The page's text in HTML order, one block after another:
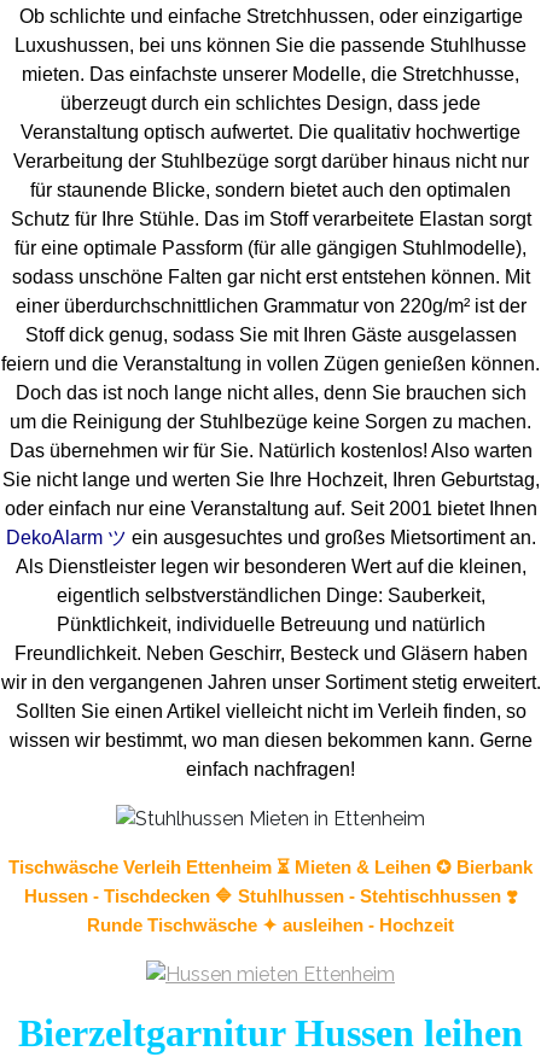
Ob schlichte und einfache Stretchhussen, oder einzigartige
Luxushussen, bei uns können Sie die passende Stuhlhusse
mieten. Das einfachste unserer Modelle, die Stretchhusse,
überzeugt durch ein schlichtes Design, dass jede
Veranstaltung optisch aufwertet. Die qualitativ hochwertige
Verarbeitung der Stuhlbezüge sorgt darüber hinaus nicht nur
für staunende Blicke, sondern bietet auch den optimalen
Schutz für Ihre Stühle. Das im Stoff verarbeitete Elastan sorgt
für eine optimale Passform (für alle gängigen Stuhlmodelle),
sodass unschöne Falten gar nicht erst entstehen können. Mit
einer überdurchschnittlichen Grammatur von 220g/m² ist der
Stoff dick genug, sodass Sie mit Ihren Gäste ausgelassen
feiern und die Veranstaltung in vollen Zügen genießen können.
Doch das ist noch lange nicht alles, denn Sie brauchen sich
um die Reinigung der Stuhlbezüge keine Sorgen zu machen.
Das übernehmen wir für Sie. Natürlich kostenlos! Also warten
Sie nicht lange und werten Sie Ihre Hochzeit, Ihren Geburtstag,
oder einfach nur eine Veranstaltung auf. Seit 2001 bietet Ihnen
DekoAlarm ツ ein ausgesuchtes und großes Mietsortiment an.
Als Dienstleister legen wir besonderen Wert auf die kleinen,
eigentlich selbstverständlichen Dinge: Sauberkeit,
Pünktlichkeit, individuelle Betreuung und natürlich
Freundlichkeit. Neben Geschirr, Besteck und Gläsern haben
wir in den vergangenen Jahren unser Sortiment stetig erweitert.
Sollten Sie einen Artikel vielleicht nicht im Verleih finden, so
wissen wir bestimmt, wo man diesen bekommen kann. Gerne
einfach nachfragen!
Tischwäsche Verleih Ettenheim ⏳ Mieten & Leihen ✪ Bierbank
Hussen - Tischdecken 🔷 Stuhlhussen - Stehtischhussen ❣️
Runde Tischwäsche ✦ ausleihen - Hochzeit
Bierzeltgarnitur Hussen leihen